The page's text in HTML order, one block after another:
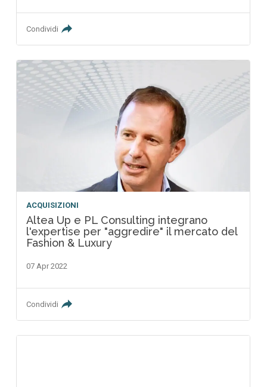
Condividi
ACQUISIZIONI
Altea Up e PL Consulting integrano
l'expertise per "aggredire" il mercato del
Fashion & Luxury
07 Apr 2022
Condividi